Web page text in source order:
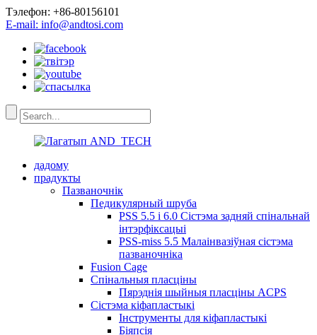
Тэлефон: +86-80156101
E-mail: info@andtosi.com
дадому
прадукты
Пазваночнік
Педикулярный шруба
PSS 5.5 і 6.0 Сістэма задняй спінальнай
інтэрфіксацыі
PSS-miss 5.5 Малаінвазіўная сістэма
пазваночніка
Fusion Cage
Спінальныя пласціны
Пярэднія шыйныя пласціны ACPS
Сістэма кіфапластыкі
Інструменты для кіфапластыкі
Біяпсія